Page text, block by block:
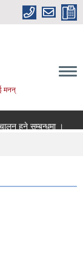
मनन्
हुने सम्बन्धमा ।